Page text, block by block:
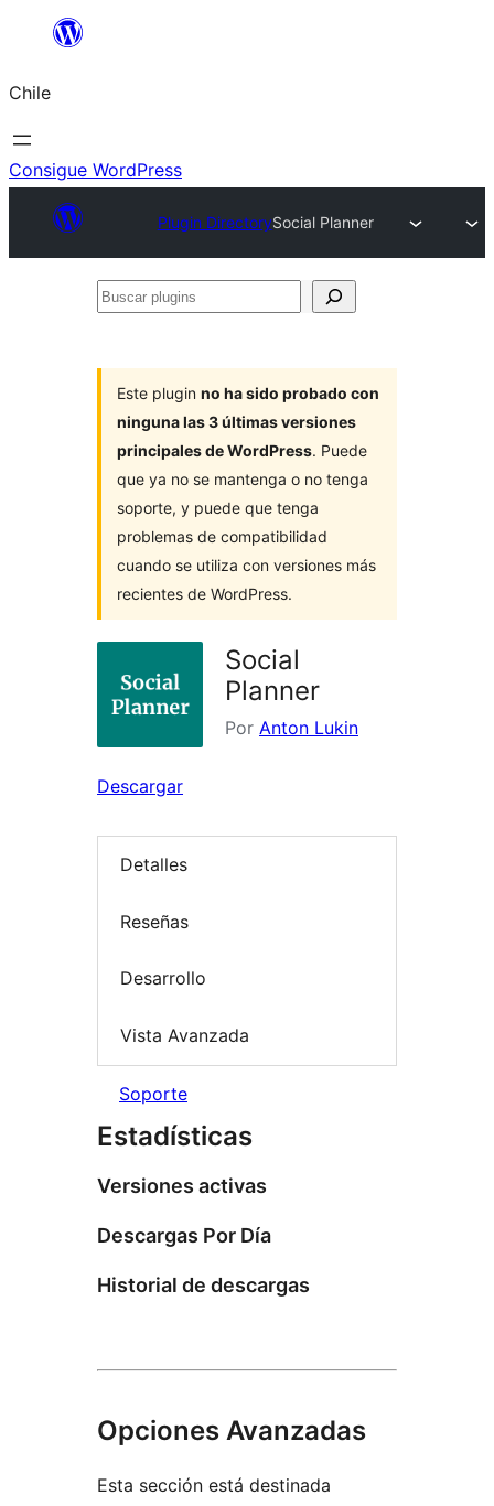
Saltar
contenido
Chile
Consigue WordPress
Plugin DirectorySocial Planner
Buscar
Este plugin no ha sido probado con
ninguna las 3 últimas versiones
principales de WordPress. Puede
que ya no se mantenga o no tenga
soporte, y puede que tenga
problemas de compatibilidad
cuando se utiliza con versiones más
recientes de WordPress.
Social
Planner
Por Anton Lukin
Descargar
Detalles
Reseñas
Desarrollo
Vista Avanzada
Soporte
Estadísticas
Versiones activas
Descargas Por Día
Historial de descargas
Opciones Avanzadas
Esta sección está destinada